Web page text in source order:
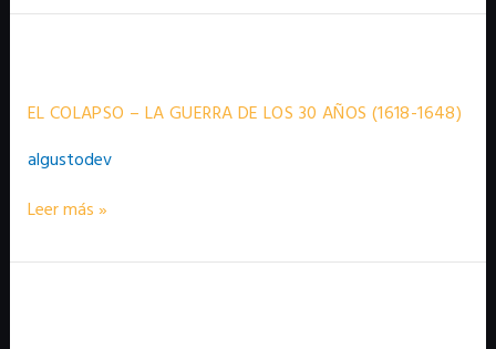
EL COLAPSO – LA GUERRA DE LOS 30 AÑOS (1618-1648)
algustodev
LA
DE
LOS
AÑOS
Leer más »